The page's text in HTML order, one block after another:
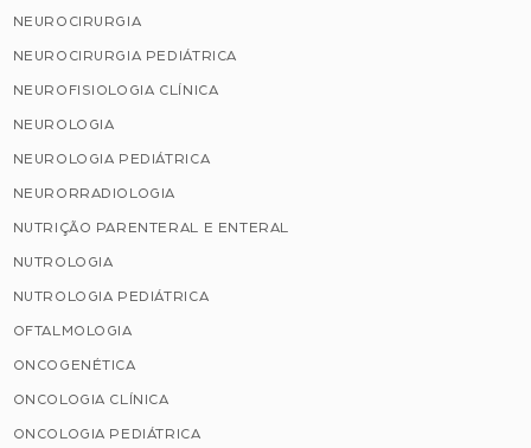
NEUROCIRURGIA
NEUROCIRURGIA PEDIÁTRICA
NEUROFISIOLOGIA CLÍNICA
NEUROLOGIA
NEUROLOGIA PEDIÁTRICA
NEURORRADIOLOGIA
NUTRIÇÃO PARENTERAL E ENTERAL
NUTROLOGIA
NUTROLOGIA PEDIÁTRICA
OFTALMOLOGIA
ONCOGENÉTICA
ONCOLOGIA CLÍNICA
ONCOLOGIA PEDIÁTRICA